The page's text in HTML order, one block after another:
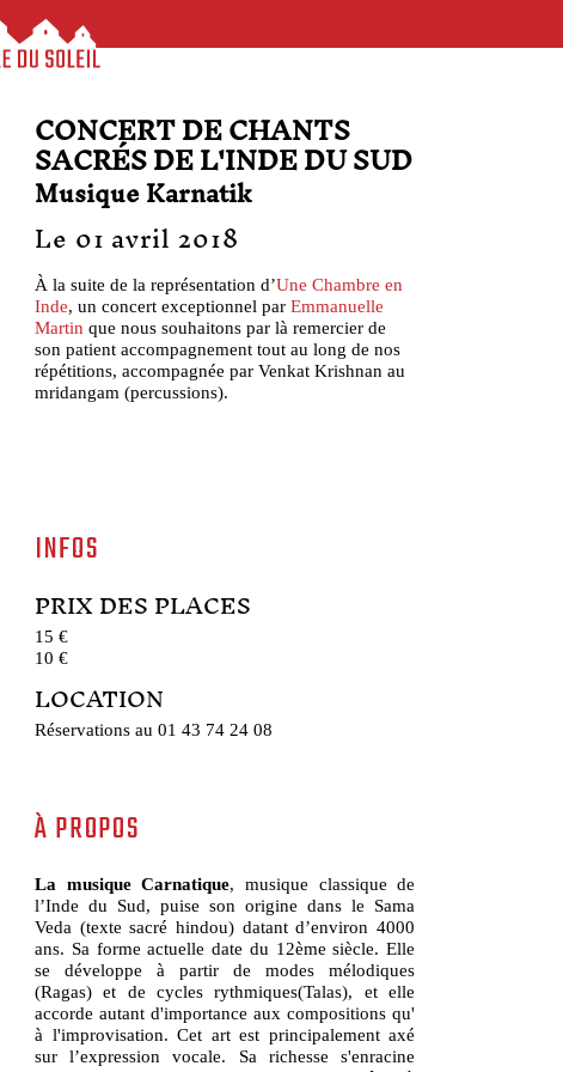
CONCERT DE CHANTS
SACRÉS DE L'INDE DU SUD
Musique Karnatik
Le 01 avril 2018
À la suite de la représentation d’Une Chambre en
Inde, un concert exceptionnel par Emmanuelle
Martin que nous souhaitons par là remercier de
son patient accompagnement tout au long de nos
répétitions, accompagnée par Venkat Krishnan au
mridangam (percussions).
INFOS
PRIX DES PLACES
15 €
10 €
LOCATION
Réservations au 01 43 74 24 08
À PROPOS
La musique Carnatique, musique classique de
l’Inde du Sud, puise son origine dans le Sama
Veda (texte sacré hindou) datant d’environ 4000
ans. Sa forme actuelle date du 12ème siècle. Elle
se développe à partir de modes mélodiques
(Ragas) et de cycles rythmiques(Talas), et elle
accorde autant d'importance aux compositions qu'
à l'improvisation. Cet art est principalement axé
sur l’expression vocale. Sa richesse s'enracine